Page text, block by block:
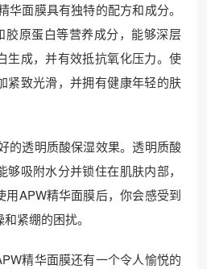
华面膜具有独特的配方和成分。
胶原蛋白等营养成分，能够深层
生成，并有效抵抗氧化压力。使
紧致光滑，并拥有健康年轻的肤
的透明质酸保湿效果。透明质酸
吸附水分并锁住在肌肤内部，
用APW精华面膜后，你会感受到
紧绷的困扰。
精华面膜还有一个令人愉悦的